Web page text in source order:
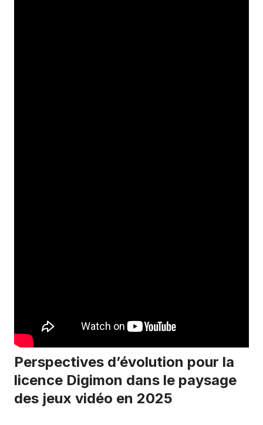
Perspectives d’évolution pour la
licence Digimon dans le paysage
des jeux vidéo en 2025